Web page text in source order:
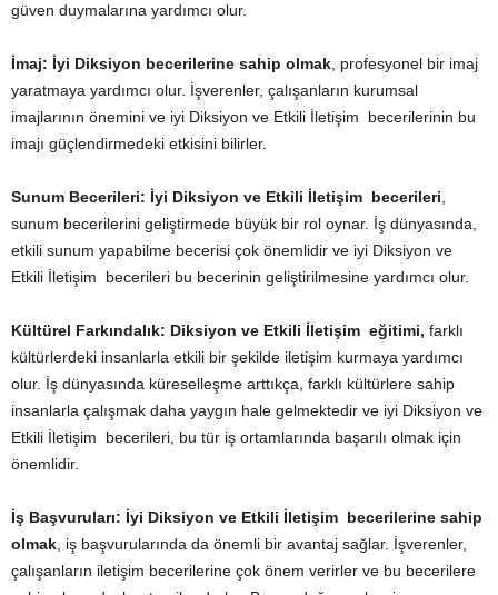
güven duymalarına yardımcı olur.
İmaj: İyi Diksiyon becerilerine sahip olmak, profesyonel bir imaj
yaratmaya yardımcı olur. İşverenler, çalışanların kurumsal
imajlarının önemini ve iyi Diksiyon ve Etkili İletişim becerilerinin bu
imajı güçlendirmedeki etkisini bilirler.
Sunum Becerileri: İyi Diksiyon ve Etkili İletişim becerileri,
sunum becerilerini geliştirmede büyük bir rol oynar. İş dünyasında,
etkili sunum yapabilme becerisi çok önemlidir ve iyi Diksiyon ve
Etkili İletişim becerileri bu becerinin geliştirilmesine yardımcı olur.
Kültürel Farkındalık: Diksiyon ve Etkili İletişim eğitimi, farklı
kültürlerdeki insanlarla etkili bir şekilde iletişim kurmaya yardımcı
olur. İş dünyasında küreselleşme arttıkça, farklı kültürlere sahip
insanlarla çalışmak daha yaygın hale gelmektedir ve iyi Diksiyon ve
Etkili İletişim becerileri, bu tür iş ortamlarında başarılı olmak için
önemlidir.
İş Başvuruları: İyi Diksiyon ve Etkili İletişim becerilerine sahip
olmak, iş başvurularında da önemli bir avantaj sağlar. İşverenler,
çalışanların iletişim becerilerine çok önem verirler ve bu becerilere